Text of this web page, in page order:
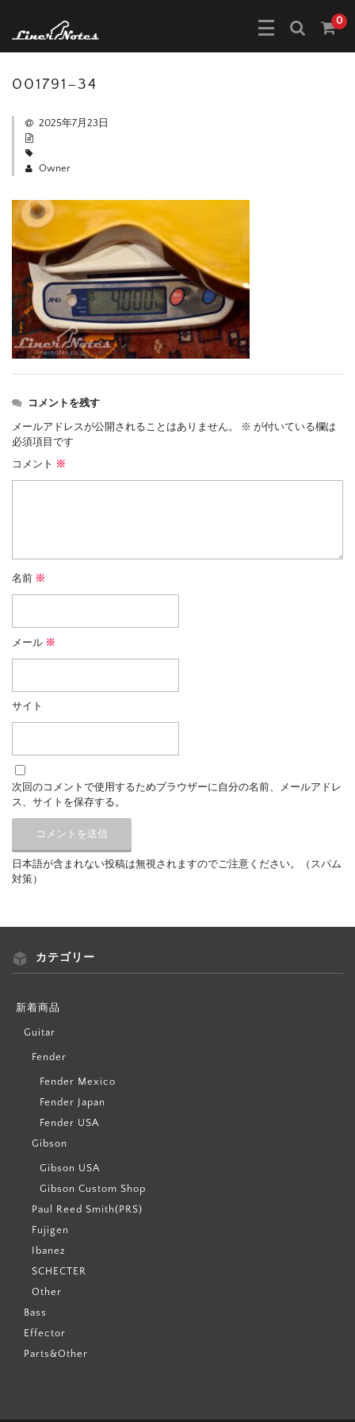
0
001791–34
2025年7月23日
Owner
コメントを残す
メールアドレスが公開されることはありません。 ※ が付いている欄は
必須項目です
コメント ※
名前 ※
メール ※
サイト
次回のコメントで使用するためブラウザーに自分の名前、メールアドレ
ス、サイトを保存する。
日本語が含まれない投稿は無視されますのでご注意ください。（スパム
対策）
カテゴリー
新着商品
Guitar
Fender
Fender Mexico
Fender Japan
Fender USA
Gibson
Gibson USA
Gibson Custom Shop
Paul Reed Smith(PRS)
Fujigen
Ibanez
SCHECTER
Other
Bass
Effector
Parts&Other